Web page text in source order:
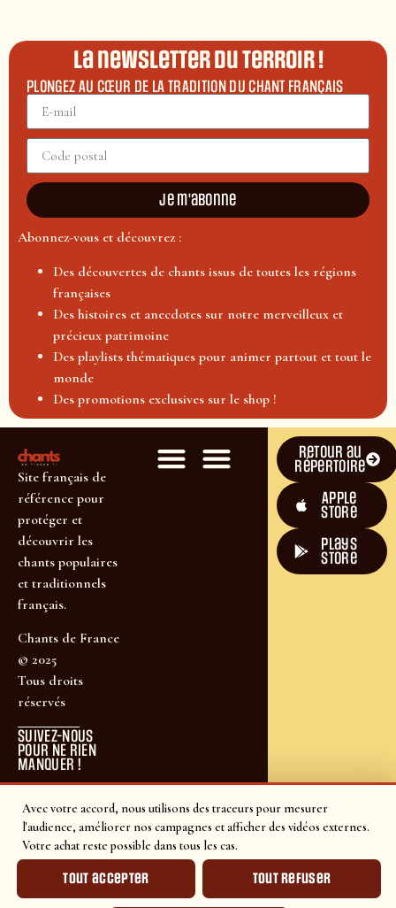
Avec votre accord, nous utilisons des traceurs pour mesurer
l'audience, améliorer nos campagnes et afficher des vidéos externes.
Votre achat reste possible dans tous les cas.
Tout accepter Tout refuser
La newsletter du terroir !
PLONGEZ AU CŒUR DE LA TRADITION DU CHANT FRANÇAIS
Je m'abonne
Abonnez-vous et découvrez :
Des découvertes de chants issus de toutes les régions
françaises
Des histoires et anecdotes sur notre merveilleux et
précieux patrimoine
Des playlists thématiques pour animer partout et tout le
monde
Des promotions exclusives sur le shop !
Site français de
référence pour
protéger et
découvrir les
chants populaires
et traditionnels
français.
Chants de France
© 2025
Tous droits
réservés
SUIVEZ-NOUS
POUR NE RIEN
MANQUER !
Retour au
répertoire
Apple
Store
plays
store